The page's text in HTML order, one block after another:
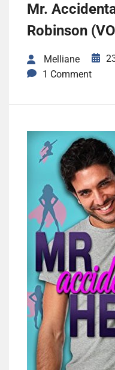
Mr.
Robinson
Melliane
1 Comment